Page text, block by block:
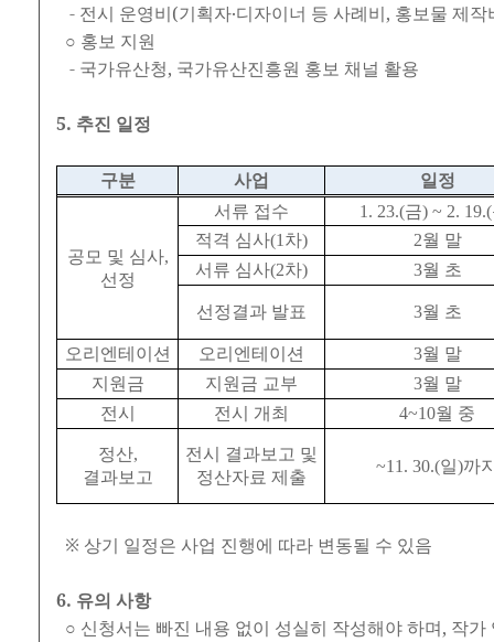
- 전시 운영비(기획자‧디자이너 등 사례비, 홍보물 제
○ 홍보 지원
- 국가유산청, 국가유산진흥원 홍보 채널 활용
5. 추진 일정
구분 사업 일정
공모 및 심사,
선정
서류 접수 1. 23.(금) ~ 2. 19.(
적격 심사(1 차) 2월 말
서류 심사(2차) 3월 초
선정결과 발표 3월 초
오리엔테이션 오리엔테이션 3월 말
지원금
지원금 교부 3월 말
전시
전시 개최 4~10월 중
정산,
결과보고
전시 결과보고 및
정산자료 제출
~11. 30.(일)까
※ 상기 일정은 사업 진행에 따라 변동될 수 있음
6. 유의 사항
○ 신청서는 빠진 내용 없이 성실히 작성해야 하며, 작